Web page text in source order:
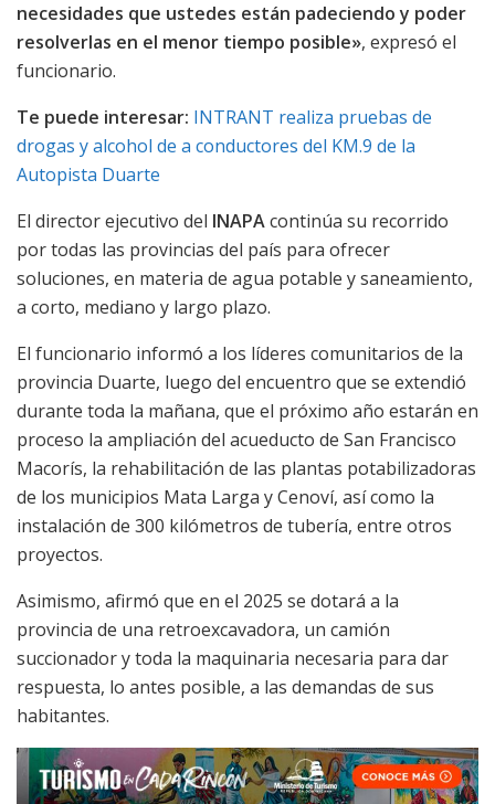
necesidades que ustedes están padeciendo y poder
resolverlas en el menor tiempo posible», expresó el
funcionario.
Te puede interesar: INTRANT realiza pruebas de
drogas y alcohol de a conductores del KM.9 de la
Autopista Duarte
El director ejecutivo del INAPAcontinúa su recorrido
por todas las provincias del país para ofrecer
soluciones, en materia de agua potable y saneamiento,
a corto, mediano y largo plazo.
El funcionario informó a los líderes comunitarios de la
provincia Duarte, luego del encuentro que se extendió
durante toda la mañana, que el próximo año estarán en
proceso la ampliación del acueducto de San Francisco
Macorís, la rehabilitación de las plantas potabilizadoras
de los municipios Mata Larga y Cenoví, así como la
instalación de 300 kilómetros de tubería, entre otros
proyectos.
Asimismo, afirmó que en el 2025 se dotará a la
provincia de una retroexcavadora, un camión
succionador y toda la maquinaria necesaria para dar
respuesta, lo antes posible, a las demandas de sus
habitantes.